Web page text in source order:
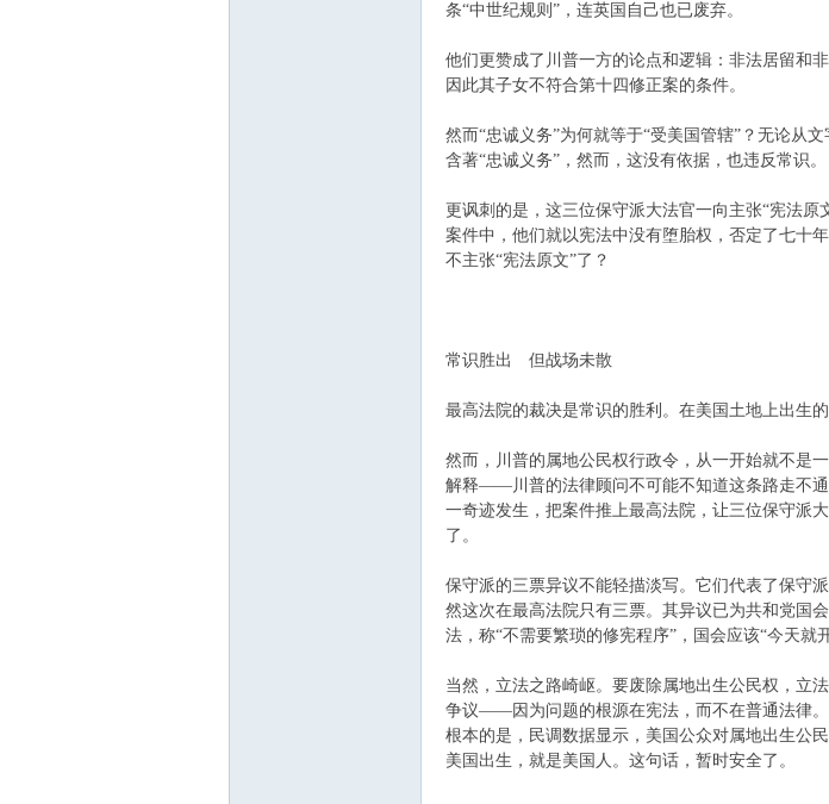
条“中世纪规则”，连英国自己也已废弃。
他们更赞成了川普一方的论点和逻辑：非法居留和
因此其子女不符合第十四修正案的条件。
然而“忠诚义务”为何就等于“受美国管辖”？无论从
含著“忠诚义务”，然而，这没有依据，也违反常识。
更讽刺的是，这三位保守派大法官一向主张“宪法
案件中，他们就以宪法中没有堕胎权，否定了七十
不主张“宪法原文”了？
常识胜出 但战场未散
最高法院的裁决是常识的胜利。在美国土地上出生
然而，川普的属地公民权行政令，从一开始就不是
解释——川普的法律顾问不可能不知道这条路走不
一奇迹发生，把案件推上最高法院，让三位保守派
了。
保守派的三票异议不能轻描淡写。它们代表了保守
然这次在最高法院只有三票。其异议已为共和党国
法，称“不需要繁琐的修宪程序”，国会应该“今天就
当然，立法之路崎岖。要废除属地出生公民权，立
争议——因为问题的根源在宪法，而不在普通法律
根本的是，民调数据显示，美国公众对属地出生公
美国出生，就是美国人。这句话，暂时安全了。